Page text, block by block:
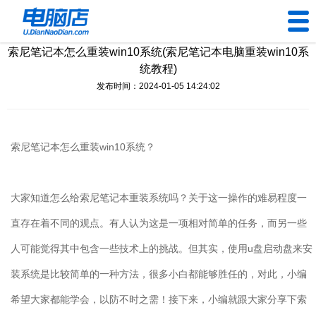
U盘工具
电脑问题
索尼笔记本怎么重装win10系统(索尼笔记本电脑重装win10系
统教程)
发布时间：2024-01-05 14:24:02
索尼笔记本怎么重装win10系统？
大家知道怎么给索尼笔记本重装系统吗？关于这一操作的难易程度一
直存在着不同的观点。有人认为这是一项相对简单的任务，而另一些
人可能觉得其中包含一些技术上的挑战。但其实，使用u盘启动盘来安
装系统是比较简单的一种方法，很多小白都能够胜任的，对此，小编
希望大家都能学会，以防不时之需！接下来，小编就跟大家分享下索